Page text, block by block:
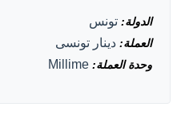
الدولة تونس
العملة دينار تونسى
وحدة العملة Millime